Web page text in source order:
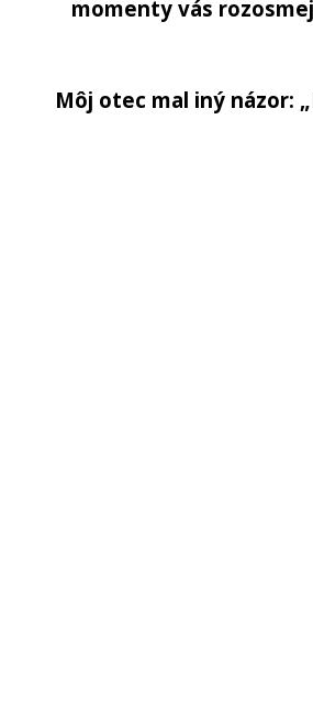
momenty vás
Môj otec mal inýnázor: „